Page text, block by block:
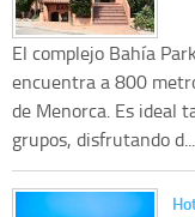
El complejo Bahía
encuentra a 800
de Menorca. Es ideal
grupos, disfrutando d...